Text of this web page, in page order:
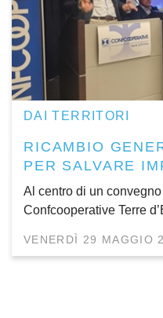
DAI TERRITORI
RICAMBIO
PER SALVARE
Al centro di un
Confcooperative Terre
VENERDÌ 29 MAGGIO